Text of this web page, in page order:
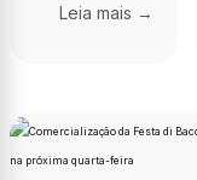
Leia mais →